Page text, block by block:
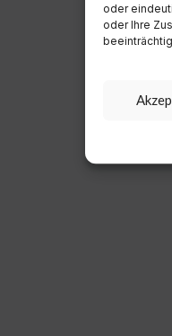
oder
oder Ihre